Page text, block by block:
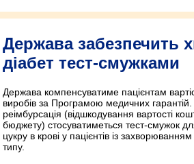
Держава забезпечить
діабет тест-смужками
Держава компенсуватиме пацієнтам
виробів за Програмою медичних
реімбурсація (відшкодування вартості
бюджету) стосуватиметься тест-смужок
цукру в крові у пацієнтів із
типу.